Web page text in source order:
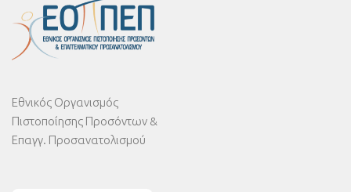
Εθνικός Οργανισμός
Πιστοποίησης Προσόντων &
Επαγγ. Προσανατολισμού